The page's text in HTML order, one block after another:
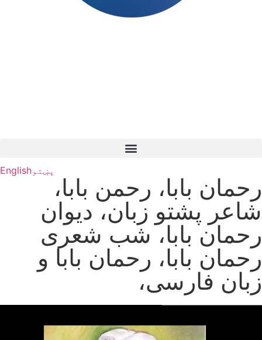
پښتوEnglish
رحمان بابا، رحمن بابا،
شاعر پشتو زبان، دیوان
رحمان بابا، شب شعری
رحمان بابا، رحمان بابا و
زبان فارسی،